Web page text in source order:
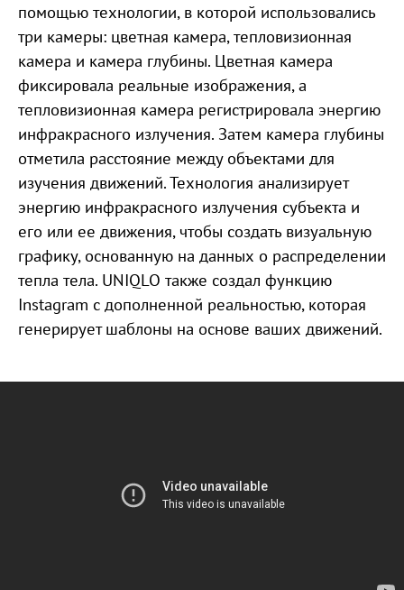
помощью технологии, в которой использовались
три камеры: цветная камера, тепловизионная
камера и камера глубины. Цветная камера
фиксировала реальные изображения, а
тепловизионная камера регистрировала энергию
инфракрасного излучения. Затем камера глубины
отметила расстояние между объектами для
изучения движений. Технология анализирует
энергию инфракрасного излучения субъекта и
его или ее движения, чтобы создать визуальную
графику, основанную на данных о распределении
тепла тела. UNIQLO также создал функцию
Instagram с дополненной реальностью, которая
генерирует шаблоны на основе ваших движений.